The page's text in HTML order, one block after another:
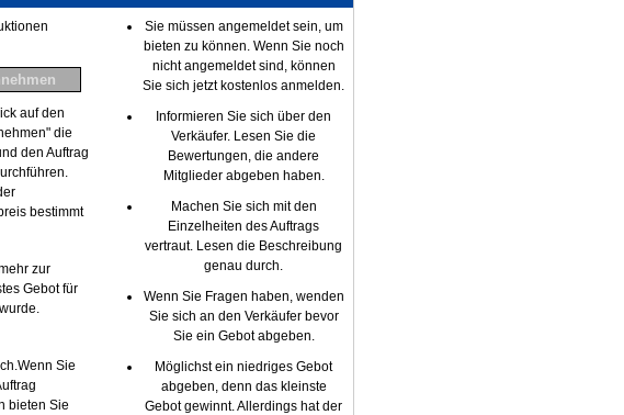
auf den
die
den Auftrag
bestimmt
zur
Gebot für
Sie
bieten Sie
Sie müssen angemeldet sein, um
bieten zu können. Wenn Sie noch
nicht angemeldet sind, können
Sie sich jetzt kostenlos anmelden.
Informieren Sie sich über den
Verkäufer. Lesen Sie die
Bewertungen, die andere
Mitglieder abgeben haben.
Machen Sie sich mit den
Einzelheiten des Auftrags
vertraut. Lesen die Beschreibung
genau durch.
Wenn Sie Fragen haben, wenden
Sie sich an den Verkäufer bevor
Sie ein Gebot abgeben.
Möglichst ein niedriges Gebot
abgeben, denn das kleinste
Gebot gewinnt. Allerdings hat der